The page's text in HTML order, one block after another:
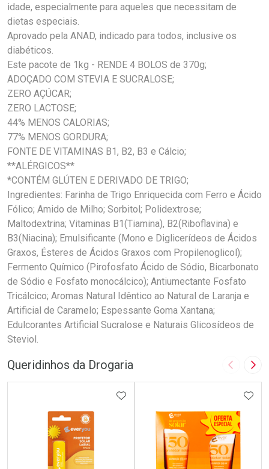
idade, especialmente para aqueles que necessitam de
dietas especiais.
Aprovado pela ANAD, indicado para todos, inclusive os
diabéticos.
Este pacote de 1kg - RENDE 4 BOLOS de 370g;
ADOÇADO COM STEVIA E SUCRALOSE;
ZERO AÇÚCAR;
ZERO LACTOSE;
44% MENOS CALORIAS;
77% MENOS GORDURA;
FONTE DE VITAMINAS B1, B2, B3 e Cálcio;
**ALÉRGICOS**
*CONTÉM GLÚTEN E DERIVADO DE TRIGO;
Ingredientes: Farinha de Trigo Enriquecida com Ferro e Ácido
Fólico; Amido de Milho; Sorbitol; Polidextrose;
Maltodextrina; Vitaminas B1(Tiamina), B2(Riboflavina) e
B3(Niacina); Emulsificante (Mono e Diglicerídeos de Ácidos
Graxos, Ésteres de Ácidos Graxos com Propilenoglicol);
Fermento Químico (Pirofosfato Ácido de Sódio, Bicarbonato
de Sódio e Fosfato monocálcico); Antiumectante Fosfato
Tricálcico; Aromas Natural Idêntico ao Natural de Laranja e
Artificial de Caramelo; Espessante Goma Xantana;
Edulcorantes Artificial Sucralose e Naturais Glicosídeos de
Steviol.
Queridinhos da Drogaria Imagem
ADICIONAR AOS FAVORITOS